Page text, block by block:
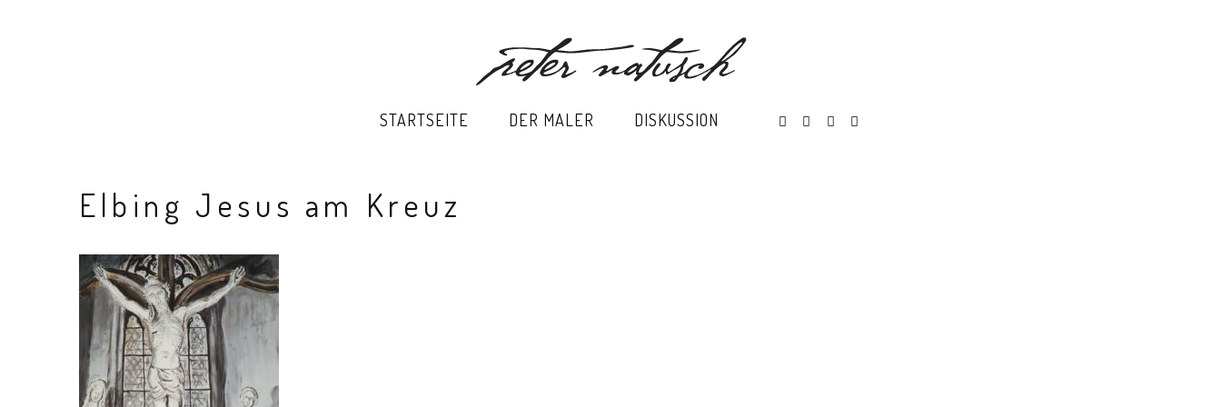
STARTSEITE DER MALER DISKUSSION
Elbing Jesus am Kreuz